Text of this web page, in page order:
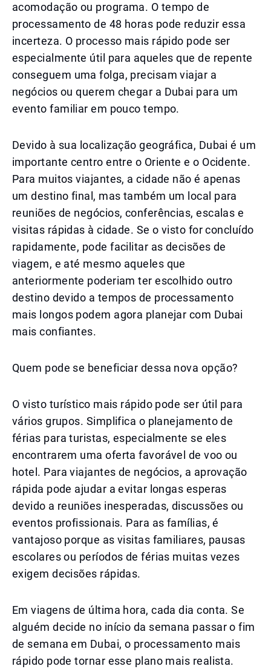
acomodação ou programa. O tempo de
processamento de 48 horas pode reduzir essa
incerteza. O processo mais rápido pode ser
especialmente útil para aqueles que de repente
conseguem uma folga, precisam viajar a
negócios ou querem chegar a Dubai para um
evento familiar em pouco tempo.
Devido à sua localização geográfica, Dubai é um
importante centro entre o Oriente e o Ocidente.
Para muitos viajantes, a cidade não é apenas
um destino final, mas também um local para
reuniões de negócios, conferências, escalas e
visitas rápidas à cidade. Se o visto for concluído
rapidamente, pode facilitar as decisões de
viagem, e até mesmo aqueles que
anteriormente poderiam ter escolhido outro
destino devido a tempos de processamento
mais longos podem agora planejar com Dubai
mais confiantes.
Quem pode se beneficiar dessa nova opção?
O visto turístico mais rápido pode ser útil para
vários grupos. Simplifica o planejamento de
férias para turistas, especialmente se eles
encontrarem uma oferta favorável de voo ou
hotel. Para viajantes de negócios, a aprovação
rápida pode ajudar a evitar longas esperas
devido a reuniões inesperadas, discussões ou
eventos profissionais. Para as famílias, é
vantajoso porque as visitas familiares, pausas
escolares ou períodos de férias muitas vezes
exigem decisões rápidas.
Em viagens de última hora, cada dia conta. Se
alguém decide no início da semana passar o fim
de semana em Dubai, o processamento mais
rápido pode tornar esse plano mais realista.